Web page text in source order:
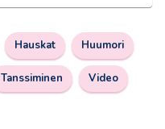
Hauskat Huumori
Tanssiminen Video